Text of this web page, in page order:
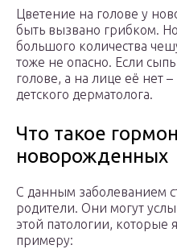
Цветение на голове у
быть вызвано грибком.
большого количества
тоже не опасно. Если
голове, а на лице её нет
детского дерматолога.
Что такое
новорожденных
С данным заболеванием
родители. Они могут
этой патологии, которые
примеру: